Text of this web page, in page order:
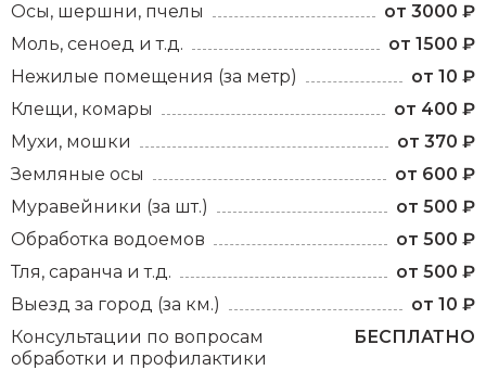
Осы, шершни, пчелы
от 3000 ₽
Моль, сеноед и т.д.
от 1500 ₽
Нежилые помещения (за метр)
от 10 ₽
Клещи, комары
от 400 ₽
Мухи, мошки
от 370 ₽
Земляные осы
от 600 ₽
Муравейники (за шт.)
от 500 ₽
Обработка водоемов
от 500 ₽
Тля, саранча и т.д.
от 500 ₽
Выезд за город (за км.)
от 10 ₽
Консультации по вопросам
обработки и профилактики
БЕСПЛАТНО